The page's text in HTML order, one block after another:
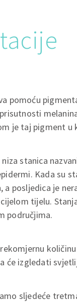
pomoću
je taj pigment u
stanica
Kada su
a posljedica je
tijelu.
područjima.
će izgledati
sljedeće